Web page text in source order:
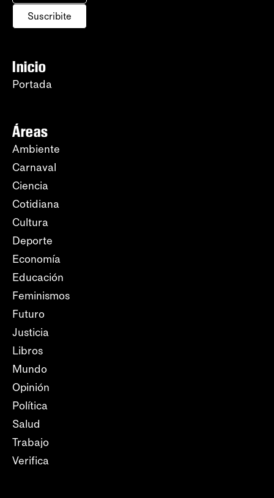
Suscribite
Inicio
Portada
Áreas
Ambiente
Carnaval
Ciencia
Cotidiana
Cultura
Deporte
Economía
Educación
Feminismos
Futuro
Justicia
Libros
Mundo
Opinión
Política
Salud
Trabajo
Verifica